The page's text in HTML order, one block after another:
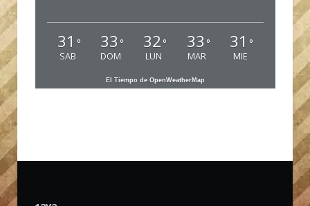
31 °
SAB
33 °
DOM
32 °
LUN
33 °
MAR
31 °
MIE
El Tiempo de OpenWeatherMap